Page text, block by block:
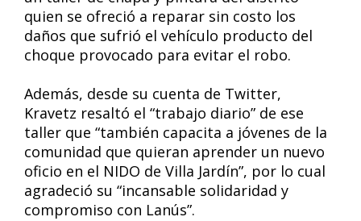
quien se ofreció a reparar sin costo los
daños que sufrió el vehículo producto del
choque provocado para evitar el robo.
Además, desde su cuenta de Twitter,
Kravetz resaltó el “trabajo diario” de ese
taller que “también capacita a jóvenes de la
comunidad que quieran aprender un nuevo
oficio en el NIDO de Villa Jardín”, por lo cual
agradeció su “incansable solidaridad y
compromiso con Lanús”.